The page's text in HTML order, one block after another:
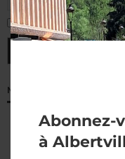
J'accepte la politique
MÉTÉO À ALBERTVILLE
Abonnez-
à